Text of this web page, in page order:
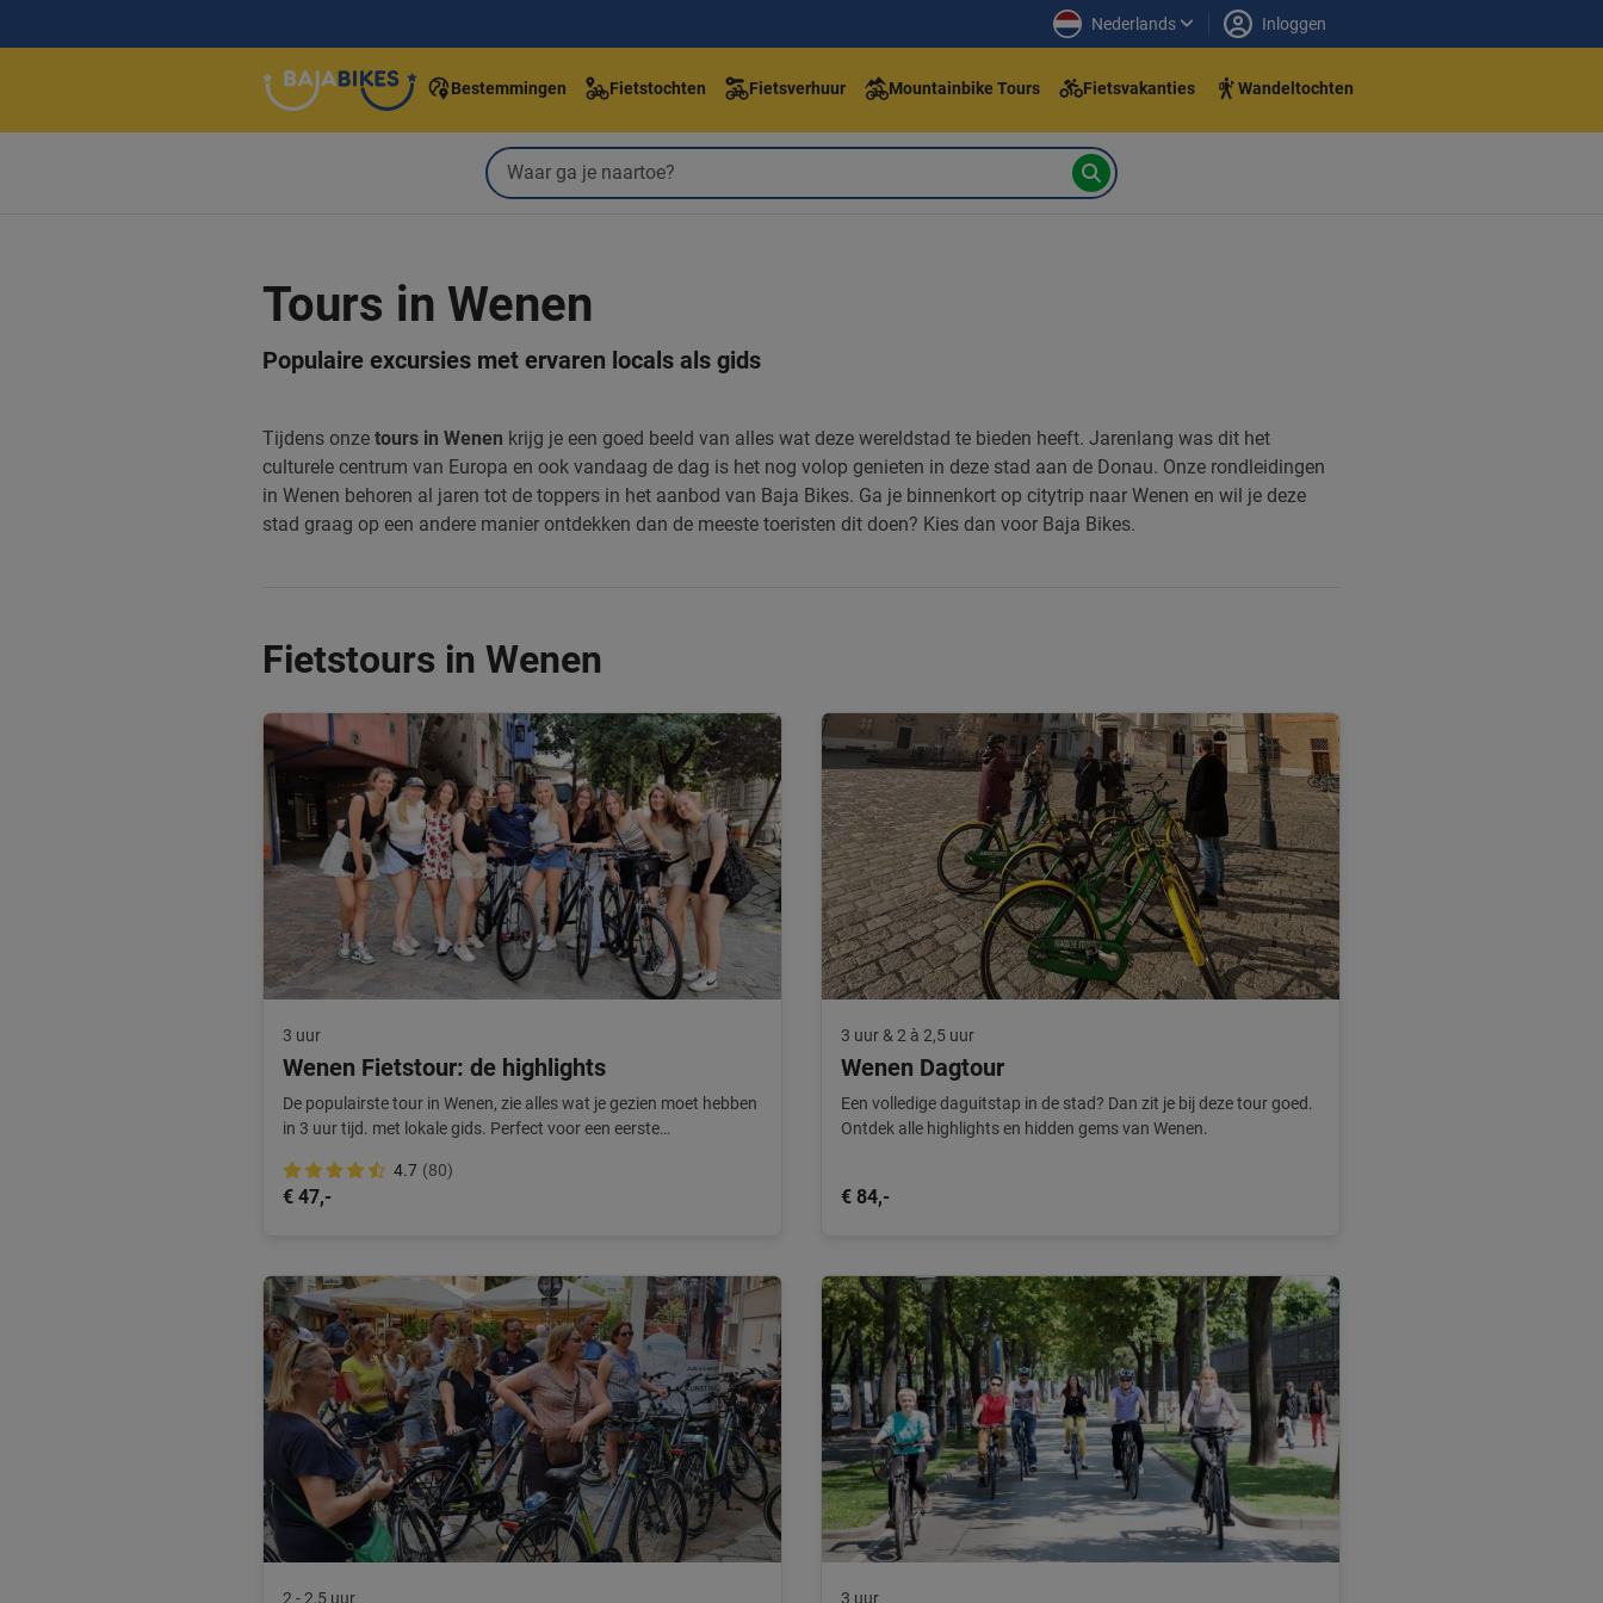
Nederlands Inloggen
Bestemmingen Fietstochten Fietsverhuur Mountainbike Tours Fietsvakanties Wandeltochten
Tours in Wenen
Populaire excursies met ervaren locals als gids
Tijdens onze tours in Wenen krijg je een goed beeld van alles wat deze wereldstad te bieden heeft. Jarenlang was dit het
culturele centrum van Europa en ook vandaag de dag is het nog volop genieten in deze stad aan de Donau. Onze rondleidingen
in Wenen behoren al jaren tot de toppers in het aanbod van Baja Bikes. Ga je binnenkort op citytrip naar Wenen en wil je deze
stad graag op een andere manier ontdekken dan de meeste toeristen dit doen? Kies dan voor Baja Bikes.
Fietstours in Wenen
3 uur
Wenen Fietstour: de highlights
De populairste tour in Wenen, zie alles wat je gezien moet hebben
in 3 uur tijd. met lokale gids. Perfect voor een eerste
4.7 (80)
€ 47,-
3 uur & 2 à 2,5 uur
Wenen Dagtour
Een volledige daguitstap in de stad? Dan zit je bij deze tour goed.
Ontdek alle highlights en hidden gems van Wenen.
€ 84,-
2 - 2,5 uur 3 uur